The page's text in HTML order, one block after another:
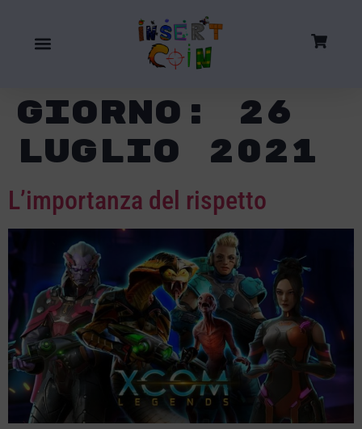
Giorno: 26
Luglio 2021
L’importanza del rispetto